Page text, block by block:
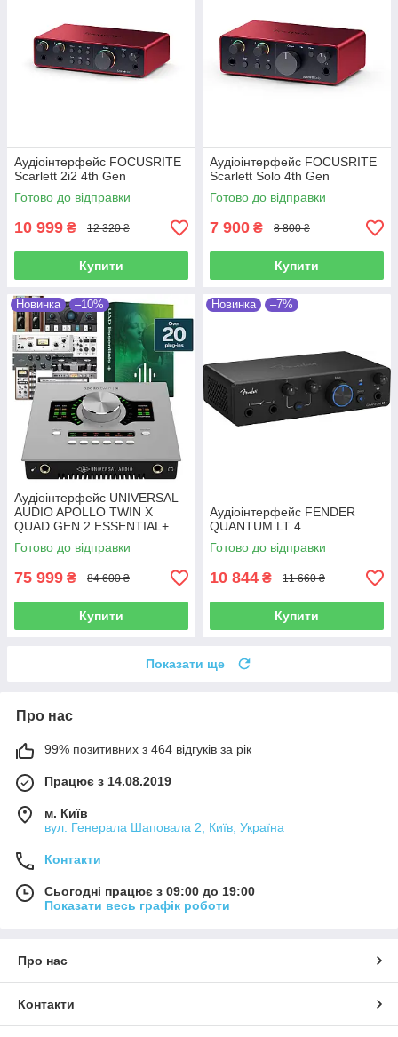
Аудіоінтерфейс FOCUSRITE
Scarlett 2i2 4th Gen
Готово до відправки
10 999 ₴ 12 320 ₴
Купити
Аудіоінтерфейс FOCUSRITE
Scarlett Solo 4th Gen
Готово до відправки
7 900 ₴ 8 800 ₴
Купити
Новинка –10%
Аудіоінтерфейс UNIVERSAL
AUDIO APOLLO TWIN X
QUAD GEN 2 ESSENTIAL+
Thunderbolt 3
Готово до відправки
75 999 ₴ 84 600 ₴
Купити
Новинка –7%
Аудіоінтерфейс FENDER
QUANTUM LT 4
Готово до відправки
10 844 ₴ 11 660 ₴
Купити
Показати ще
Про нас
99% позитивних з 464 відгуків за рік
Працює з 14.08.2019
м. Київ
вул. Генерала Шаповала 2, Київ, Україна
Контакти
Сьогодні працює з 09:00 до 19:00
Показати весь графік роботи
Про нас
Контакти